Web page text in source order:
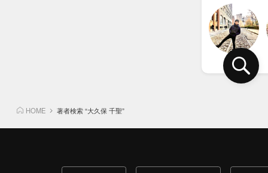
岡崎
HOME 著者検索 “大久保 千聖”